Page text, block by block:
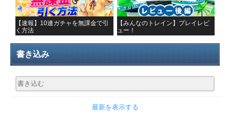
【速報】10連ガチャを無課金で引
く方法
【みんなのトレイン】プレイレビ
ュー！
書き込み
最新を表示する